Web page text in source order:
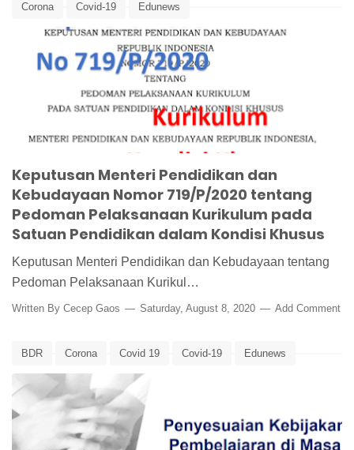
Corona Covid-19 Edunews
Kepmendikbud Nomor 719/P/2020 Kurikulum
Kurikulum Covid-19 Kurikulum Kondisi Khusus
Pedoman Pelaksanaan Kurikulum
Keputusan Menteri Pendidikan dan
Kebudayaan Nomor 719/P/2020 tentang
Pedoman Pelaksanaan Kurikulum pada
Satuan Pendidikan dalam Kondisi Khusus
Keputusan Menteri Pendidikan dan Kebudayaan tentang
Pedoman Pelaksanaan Kurikul…
Written By Cecep Gaos Saturday, August 8, 2020 Add Comment
BDR Corona Covid 19 Covid-19 Edunews
KurkulumDaruratCorona
Panduan BDR PJJ